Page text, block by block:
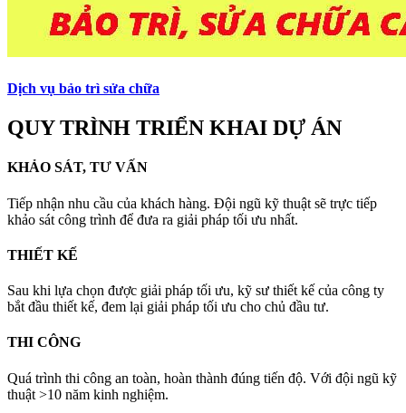
Dịch vụ bảo trì sửa chữa
QUY TRÌNH TRIỂN KHAI DỰ ÁN
KHẢO SÁT, TƯ VẤN
Tiếp nhận nhu cầu của khách hàng. Đội ngũ kỹ thuật sẽ trực tiếp
khảo sát công trình để đưa ra giải pháp tối ưu nhất.
THIẾT KẾ
Sau khi lựa chọn được giải pháp tối ưu, kỹ sư thiết kế của công ty
bắt đầu thiết kế, đem lại giải pháp tối ưu cho chủ đầu tư.
THI CÔNG
Quá trình thi công an toàn, hoàn thành đúng tiến độ. Với đội ngũ kỹ
thuật >10 năm kinh nghiệm.